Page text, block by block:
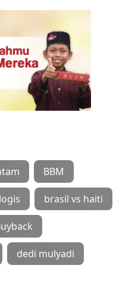
BBM
brasil vs haiti
dedi mulyadi